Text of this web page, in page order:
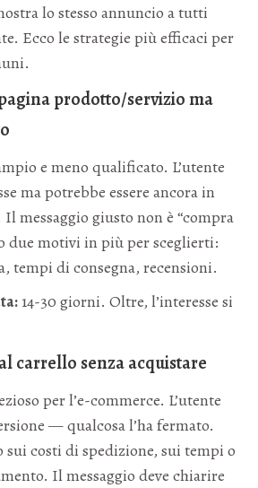
lo stesso annuncio a tutti
Ecco le strategie più efficaci per
prodotto/servizio ma
e meno qualificato. L’utente
ma potrebbe essere ancora in
messaggio giusto non è “compra
due motivi in più per sceglierti:
tempi di consegna, recensioni.
14-30 giorni. Oltre, l’interesse si
carrello senza acquistare
per l’e-commerce. L’utente
— qualcosa l’ha fermato.
sui costi di spedizione, sui tempi o
Il messaggio deve chiarire